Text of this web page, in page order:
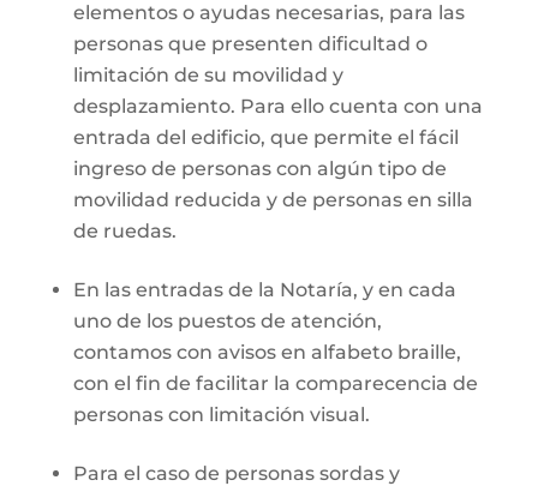
elementos o ayudas necesarias, para las
personas que presenten dificultad o
limitación de su movilidad y
desplazamiento. Para ello cuenta con una
entrada del edificio, que permite el fácil
ingreso de personas con algún tipo de
movilidad reducida y de personas en silla
de ruedas.
En las entradas de la Notaría, y en cada
uno de los puestos de atención,
contamos con avisos en alfabeto braille,
con el fin de facilitar la comparecencia de
personas con limitación visual.
Para el caso de personas sordas y